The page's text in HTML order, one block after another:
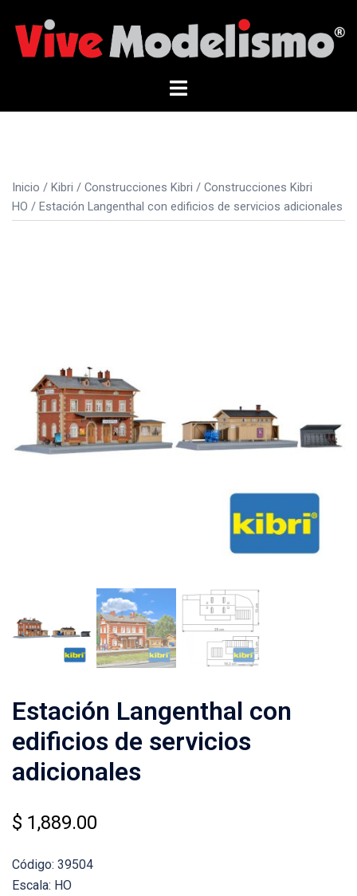
contenido
Alternar
Inicio / Kibri / Construcciones Kibri / Construcciones Kibri
HO / Estación Langenthal con edificios de servicios adicionales
Estación Langenthal con
edificios de servicios
adicionales
$ 1,889.00
Código: 39504
Escala: HO